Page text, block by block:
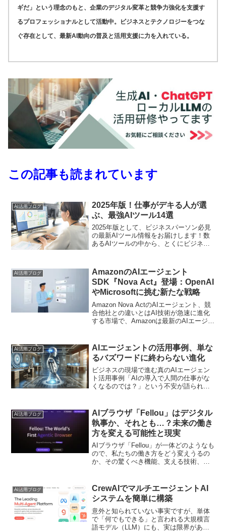
ギだ」という理念のもと、企業のデジタル変革と競争力強化を支援す
るプロフェッショナルとして活動中。ビジネスとテクノロジーをつな
ぐ存在として、最新AI動向の普及と活用支援に力を入れている。
この記事も読まれています
AI活用ブログ
2025年版！仕事がデキる人が選
ぶ、最強AIツール14選
2025年版として、ビジネスパーソン必見
の最新AIツール情報をお届けします！数
あるAIツールの中から、とくにビジネス
効率が劇的に向上すること間違いなし！
毎日1時間早く帰れる未来も夢じゃありま
せん。ぜひ最後までお付き合いくださ
い。
AI活用ブログ
AmazonのAIエージェント
SDK『Nova Act』登場：OpenAI
やMicrosoftに挑む新たな戦略
Amazon Nova ActのAIエージェント、競
合他社との違いとはAI技術が急速に進化
する市場で、Amazonは最新のAIエージェ
在感を強化していま...
AI活用ブログ
AIエージェントの活用事例、単な
るバズワードに終わらない進化
ビジネスの現場で進む真のAIエージェン
ト活用事例「AIの導入で人間の仕事がな
くなるのでは？」という不安が語られる
てきています。意外かもしれませんが、
AIエージェン...
AI活用ブログ
AIブラウザ「Fellou」はデジタル
執事か、それとも…？未来の働き
方を変える可能性と現実
AIブラウザ「Fellou」が一体どのようなも
ので、私たちの働き方をどう変えうるの
か、その驚くべき機能、支える技術、導
AI活用ブログ
CrewAIでマルチエージェントAI
システムを簡単に構築
意外と知られていない事実ですが、単体
で「何でもできる」と言われる大規模言
語モデル（LLM）にも、実は限界があり